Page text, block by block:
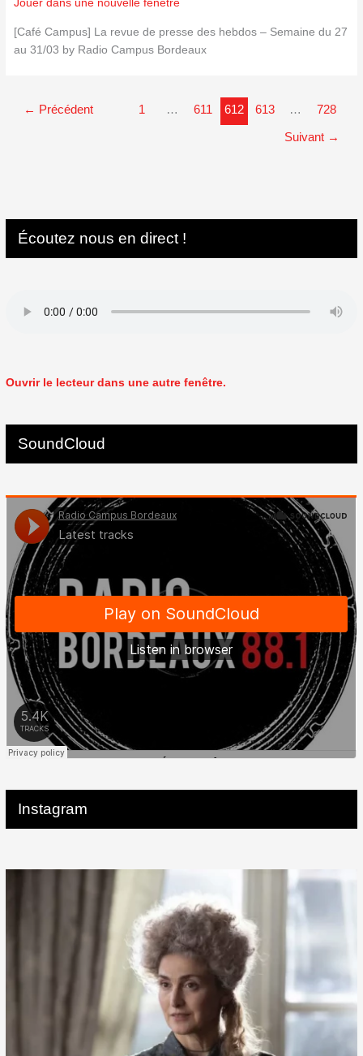
Jouer dans une nouvelle fenêtre
[Café Campus] La revue de presse des hebdos – Semaine du 27
au 31/03 by Radio Campus Bordeaux
← Précédent 1 … 611 612 613 … 728
Suivant →
Écoutez nous en direct !
Ouvrir le lecteur dans une autre fenêtre.
SoundCloud
Instagram